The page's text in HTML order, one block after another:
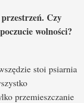
Czy
wolności?
stoi psiarnia
przemieszczanie